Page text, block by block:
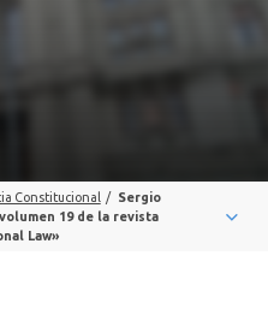
Constitucional / Sergio
19 de la revista
Law»